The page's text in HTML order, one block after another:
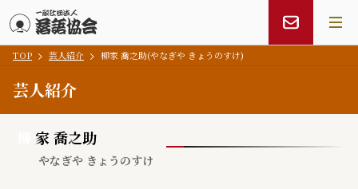
TOP 芸人紹介 柳家 喬之助(やなぎや きょうのすけ)
芸人紹介
家 喬之助
やなぎや きょうのすけ